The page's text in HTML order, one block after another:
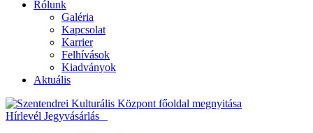
Rólunk
Galéria
Kapcsolat
Karrier
Felhívások
Kiadványok
Aktuális
Hírlevél Jegyvásárlás